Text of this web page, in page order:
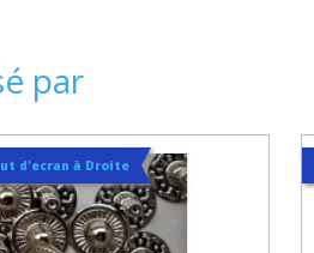
par
d'ecran à Droite